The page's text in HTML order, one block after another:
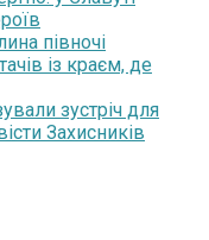
півночі
із краєм, де
зустріч для
Захисників